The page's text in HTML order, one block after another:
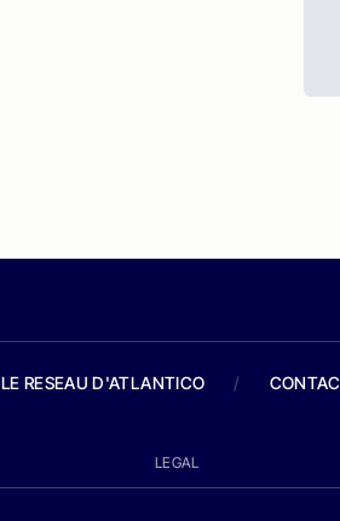
LE RESEAU D'ATLANTICO /
LEGAL